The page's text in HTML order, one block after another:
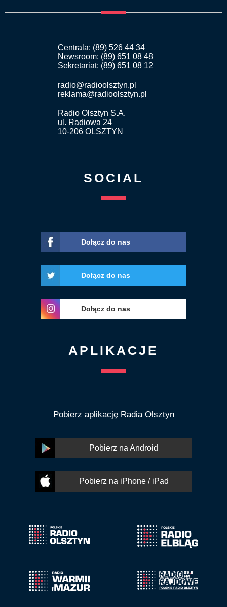
Centrala: (89) 526 44 34
Newsroom: (89) 651 08 48
Sekretariat: (89) 651 08 12
radio@radioolsztyn.pl
reklama@radioolsztyn.pl
Radio Olsztyn S.A.
ul. Radiowa 24
10-206 OLSZTYN
SOCIAL
Dołącz do nas
Dołącz do nas
Dołącz do nas
APLIKACJE
Pobierz aplikację Radia Olsztyn
Pobierz na Android
Pobierz na iPhone / iPad